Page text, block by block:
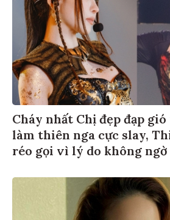
Cháy nhất Chị đẹp đạp
làm thiên nga cực slay,
réo gọi vì lý do không ngờ